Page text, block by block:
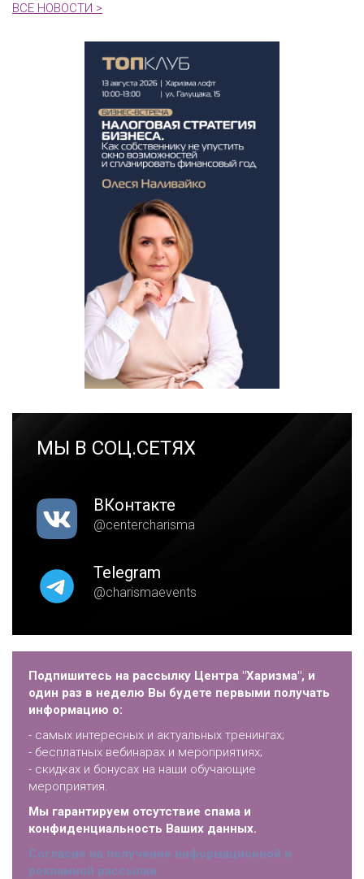
ВСЕ НОВОСТИ >
МЫ В СОЦ.СЕТЯХ
ВКонтакте
@centercharisma
Telegram
@charismaevents
Подпишитесь на рассылку Центра "Харизма", и
один раз в неделю Вы будете первыми получать
информацию о:
- самых интересных и актуальных тренингах;
- бесплатных вебинарах и мероприятиях;
- скидках и бонусах на наши обучающие
мероприятия.
Мы гарантируем отсутствие спама и
конфиденциальность Ваших данных.
Согласие на получение информационной и
рекламной рассылки